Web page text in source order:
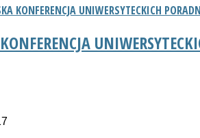
KONFERENCJA UNIWERSYTECKICH